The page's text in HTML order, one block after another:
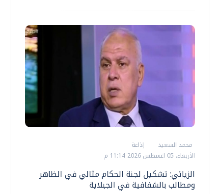
محمد السعيد
إذاعة
الأربعاء، 05 اغسطس 2026 11:14 م
الزياتي: تشكيل لجنة الحكام مثالي في الظاهر
ومطالب بالشفافية في الجبلاية